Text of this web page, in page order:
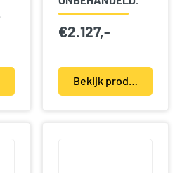
€2.127,-
Bekijk product(en)